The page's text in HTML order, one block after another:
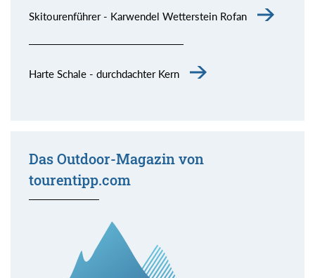
Skitourenführer - Karwendel Wetterstein Rofan
Harte Schale - durchdachter Kern
Das Outdoor-Magazin von
tourentipp.com